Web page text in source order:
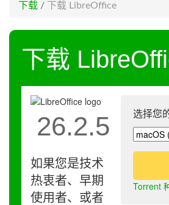
下载 / 下载 LibreOffice
下载
选择您
Torrent
26.2.5
如果您是技术
热衷者、早期
使用者、或者